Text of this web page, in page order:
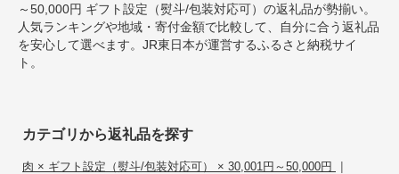
～50,000円 ギフト設定（熨斗/包装対応可）の返礼品が勢揃い。
人気ランキングや地域・寄付金額で比較して、自分に合う返礼品
を安心して選べます。JR東日本が運営するふるさと納税サイ
ト。
カテゴリから返礼品を探す
肉 × ギフト設定（熨斗/包装対応可） × 30,001円～50,000円 |